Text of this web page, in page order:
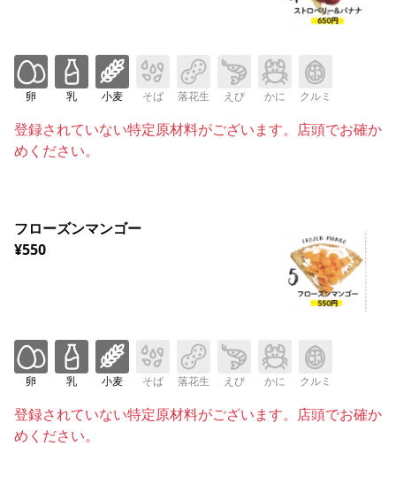
卵 乳 小麦 そば 落花生 えび かに クルミ
登録されていない特定原材料がございます。店頭でお確か
めください。
フローズンマンゴー
¥550
卵 乳 小麦 そば 落花生 えび かに クルミ
登録されていない特定原材料がございます。店頭でお確か
めください。